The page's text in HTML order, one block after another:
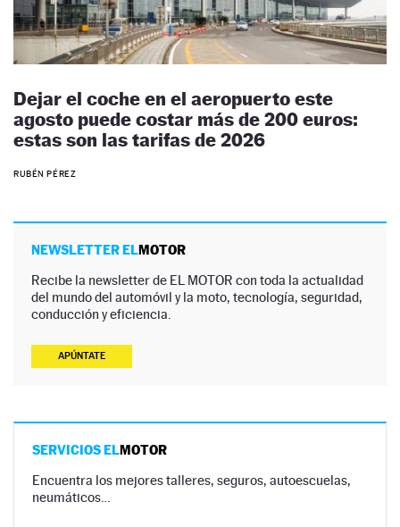
Dejar el coche en el aeropuerto este
agosto puede costar más de 200 euros:
estas son las tarifas de 2026
RUBÉN PÉREZ
NEWSLETTER ELMOTOR
Recibe la newsletter de EL MOTOR con toda la actualidad
del mundo del automóvil y la moto, tecnología, seguridad,
conducción y eficiencia.
APÚNTATE
SERVICIOS ELMOTOR
Encuentra los mejores talleres, seguros, autoescuelas,
neumáticos…